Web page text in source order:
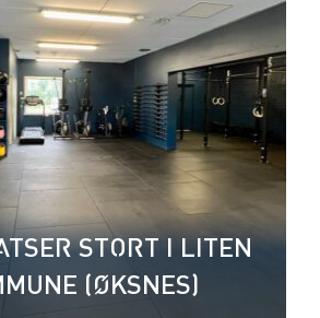
STORT I LITEN
(ØKSNES)